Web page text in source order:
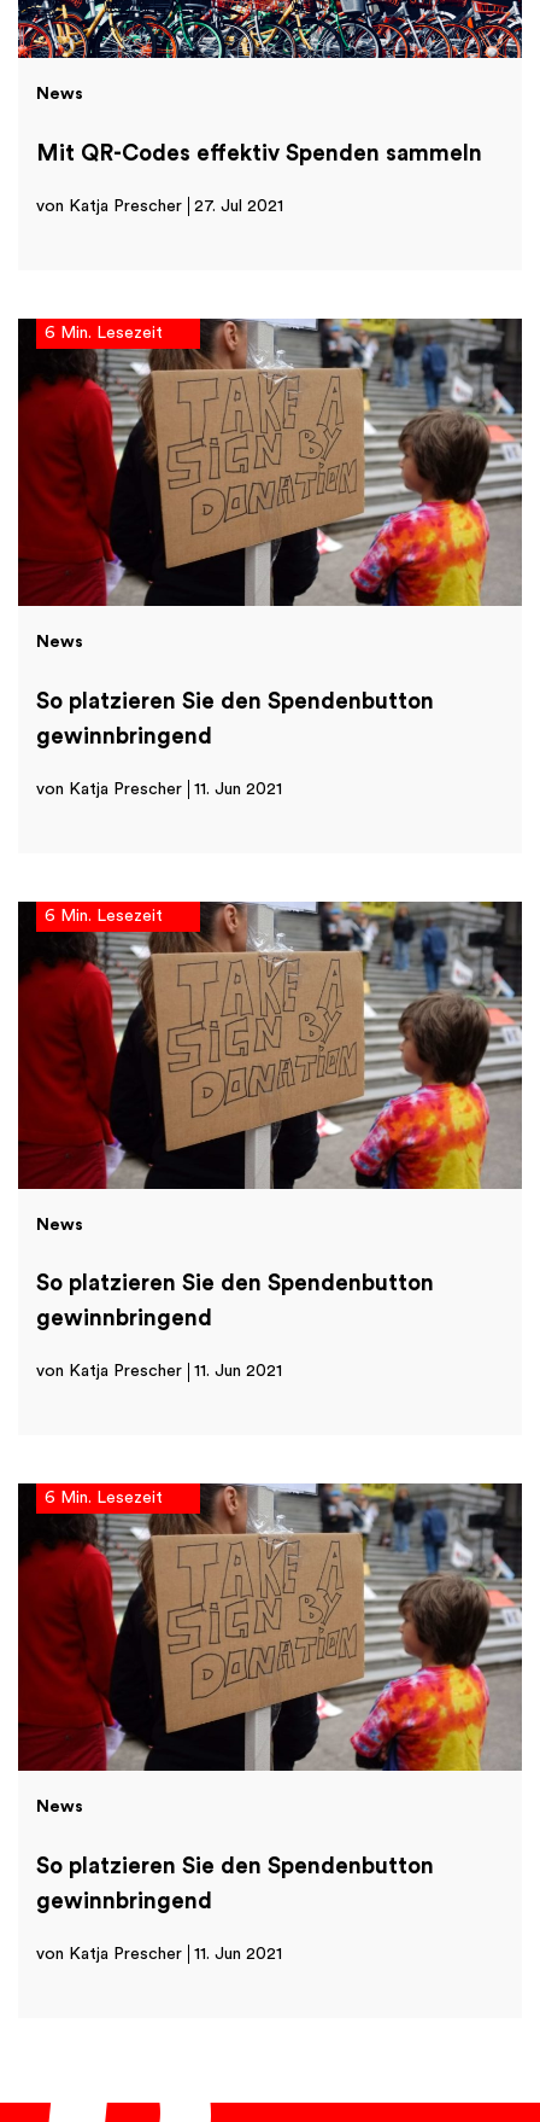
News
Mit QR-Codes effektiv Spenden sammeln
von Katja Prescher 27. Jul 2021
6 Min. Lesezeit
News
So platzieren Sie den Spendenbutton
gewinnbringend
von Katja Prescher 11. Jun 2021
6 Min. Lesezeit
News
So platzieren Sie den Spendenbutton
gewinnbringend
von Katja Prescher 11. Jun 2021
6 Min. Lesezeit
News
So platzieren Sie den Spendenbutton
gewinnbringend
von Katja Prescher 11. Jun 2021